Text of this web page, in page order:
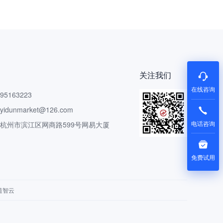
州市滨江区网商路599号网易大厦
关注我们
智云
在线咨询
电话咨询
免费试用